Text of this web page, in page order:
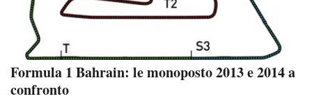
Formula 1 Bahrain: le monoposto 2013 e 2014 a
confronto